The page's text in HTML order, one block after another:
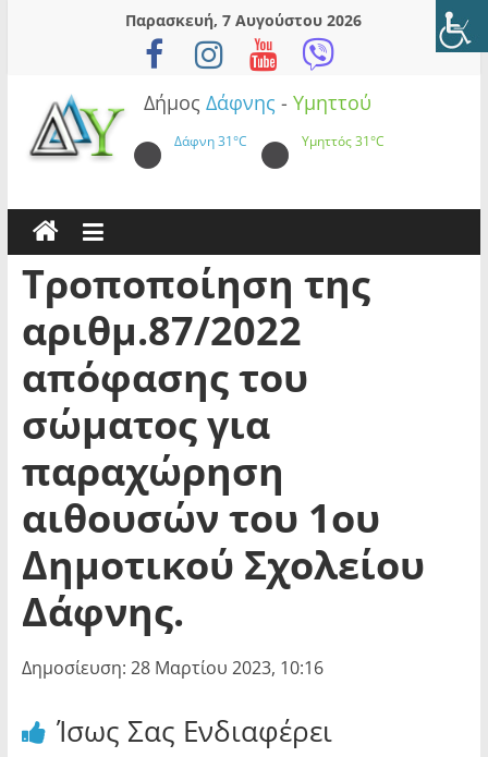
Παρασκευή, 7 Αυγούστου 2026
Δήμος Δάφνης - Υμηττού
Δάφνη31°C Υμηττός31°C
Τροποποίηση της
αριθμ.87/2022
απόφασης του
σώματος για
παραχώρηση
αιθουσών του 1ου
Δημοτικού Σχολείου
Δάφνης.
Δημοσίευση: 28 Μαρτίου 2023, 10:16
Ίσως Σας Ενδιαφέρει